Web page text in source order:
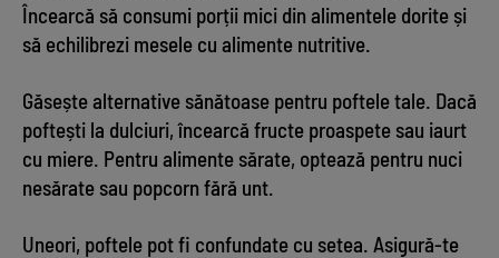
Încearcă să consumi porții mici din alimentele dorite și
să echilibrezi mesele cu alimente nutritive.
Găsește alternative sănătoase pentru poftele tale. Dacă
poftești la dulciuri, încearcă fructe proaspete sau iaurt
cu miere. Pentru alimente sărate, optează pentru nuci
nesărate sau popcorn fără unt.
Uneori, poftele pot fi confundate cu setea. Asigură-te